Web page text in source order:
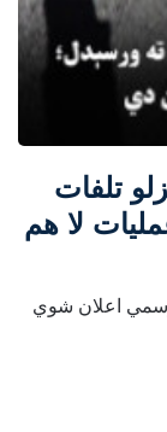
تلفات
لا هم
اعلان شوي